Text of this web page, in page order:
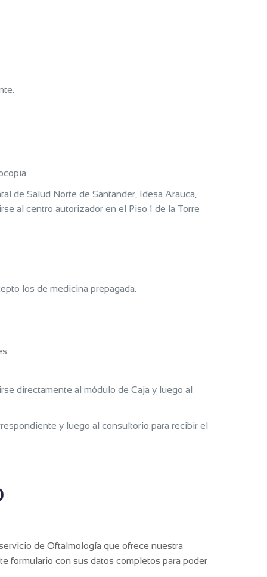
de Salud Norte de Santander, Idesa Arauca,
al centro autorizador en el Piso 1 de la Torre
los de medicina prepagada.
directamente al módulo de Caja y luego al
y luego al consultorio para recibir el
de Oftalmología que ofrece nuestra
formulario con sus datos completos para poder